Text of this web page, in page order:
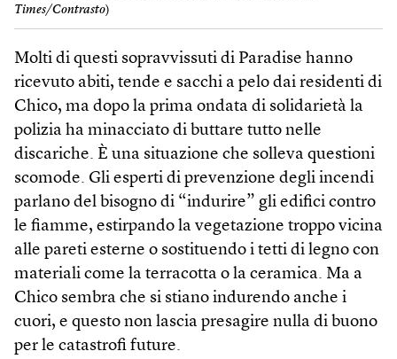
Times/Contrasto)
Molti di questi sopravvissuti di Paradise hanno
ricevuto abiti, tende e sacchi a pelo dai residenti di
Chico, ma dopo la prima ondata di solidarietà la
polizia ha minacciato di buttare tutto nelle
discariche. È una situazione che solleva questioni
scomode. Gli esperti di prevenzione degli incendi
parlano del bisogno di “indurire” gli edifici contro
le fiamme, estirpando la vegetazione troppo vicina
alle pareti esterne o sostituendo i tetti di legno con
materiali come la terracotta o la ceramica. Ma a
Chico sembra che si stiano indurendo anche i
cuori, e questo non lascia presagire nulla di buono
per le catastrofi future.